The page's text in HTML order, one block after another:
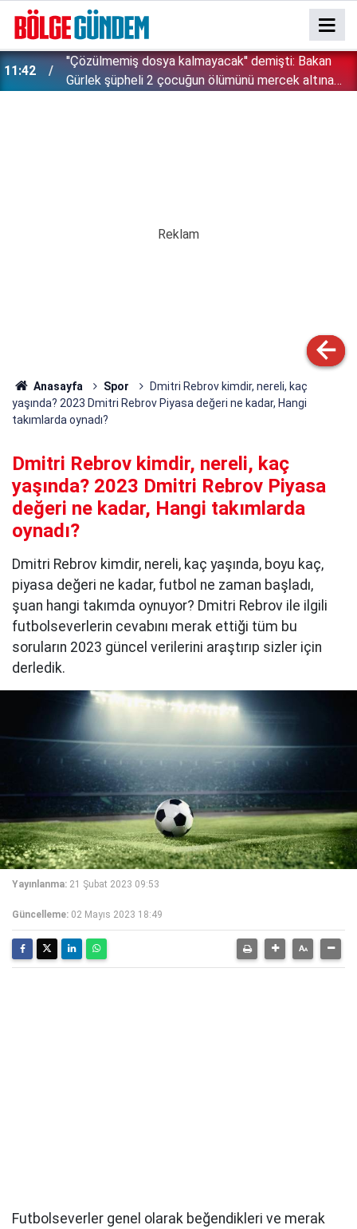
11:42
''Çözülmemiş dosya kalmayacak'' demişti: Bakan
Gürlek şüpheli 2 çocuğun ölümünü mercek altına
Anasayfa Spor
Dmitri Rebrov kimdir, nereli, kaç
yaşında? 2023 Dmitri Rebrov Piyasa değeri ne kadar, Hangi
takımlarda oynadı?
Dmitri Rebrov kimdir, nereli, kaç
yaşında? 2023 Dmitri Rebrov Piyasa
değeri ne kadar, Hangi takımlarda
oynadı?
Dmitri Rebrov kimdir, nereli, kaç yaşında, boyu kaç,
piyasa değeri ne kadar, futbol ne zaman başladı,
şuan hangi takımda oynuyor? Dmitri Rebrov ile ilgili
futbolseverlerin cevabını merak ettiği tüm bu
soruların 2023 güncel verilerini araştırıp sizler için
derledik.
Yayınlanma: 21 Şubat 2023 09:53
Güncelleme: 02 Mayıs 2023 18:49
Futbolseverler genel olarak beğendikleri ve merak